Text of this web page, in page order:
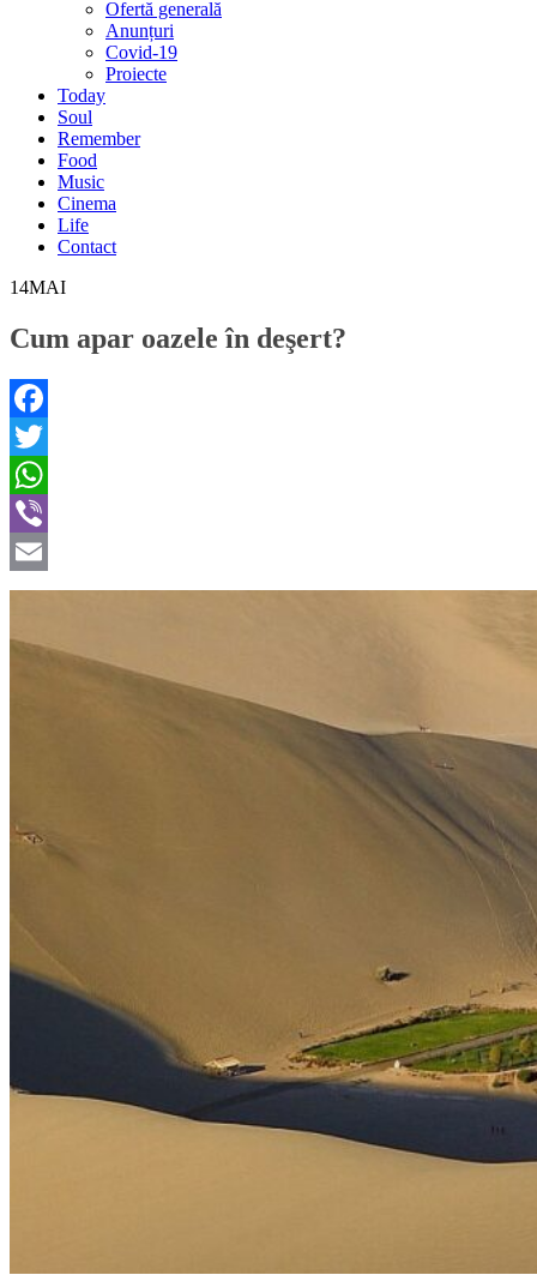
Ofertă generală
Anunțuri
Covid-19
Proiecte
Today
Soul
Remember
Food
Music
Cinema
Life
Contact
14MAI
Cum apar oazele în deşert?
Facebook
Twitter
WhatsApp
Viber
Email